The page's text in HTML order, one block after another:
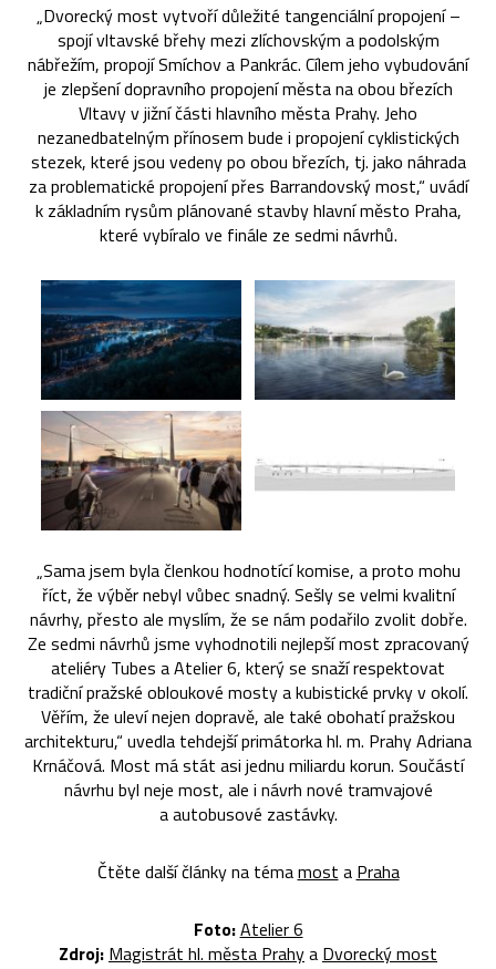
„Dvorecký most vytvoří důležité tangenciální propojení –
spojí vltavské břehy mezi zlíchovským a podolským
nábřežím, propojí Smíchov a Pankrác. Cílem jeho vybudování
je zlepšení dopravního propojení města na obou březích
Vltavy v jižní části hlavního města Prahy. Jeho
nezanedbatelným přínosem bude i propojení cyklistických
stezek, které jsou vedeny po obou březích, tj. jako náhrada
za problematické propojení přes Barrandovský most,“ uvádí
k základním rysům plánované stavby hlavní město Praha,
které vybíralo ve finále ze sedmi návrhů.
„Sama jsem byla členkou hodnotící komise, a proto mohu
říct, že výběr nebyl vůbec snadný. Sešly se velmi kvalitní
návrhy, přesto ale myslím, že se nám podařilo zvolit dobře.
Ze sedmi návrhů jsme vyhodnotili nejlepší most zpracovaný
ateliéry Tubes a Atelier 6, který se snaží respektovat
tradiční pražské obloukové mosty a kubistické prvky v okolí.
Věřím, že uleví nejen dopravě, ale také obohatí pražskou
architekturu,“ uvedla tehdejší primátorka hl. m. Prahy Adriana
Krnáčová. Most má stát asi jednu miliardu korun. Součástí
návrhu byl neje most, ale i návrh nové tramvajové
a autobusové zastávky.
Čtěte další články na témamost a Praha
Foto:Atelier 6
Zdroj: Magistrát hl. města Prahya Dvorecký most